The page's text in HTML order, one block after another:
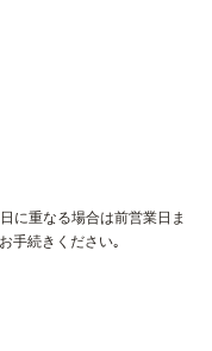
に重なる場合は前営業日ま
手続きください｡